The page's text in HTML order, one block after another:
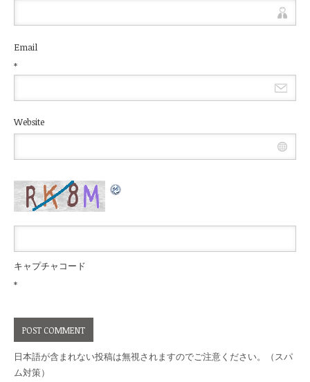
Email
*
Website
キャプチャコード
*
日本語が含まれない投稿は無視されますのでご注意ください。（スパ
ム対策）